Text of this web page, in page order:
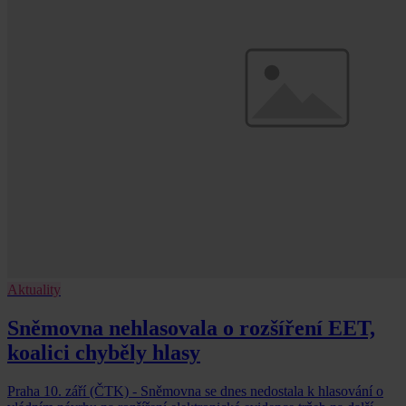
Aktuality
Sněmovna nehlasovala o rozšíření EET,
koalici chyběly hlasy
Praha 10. září (ČTK) - Sněmovna se dnes nedostala k hlasování o